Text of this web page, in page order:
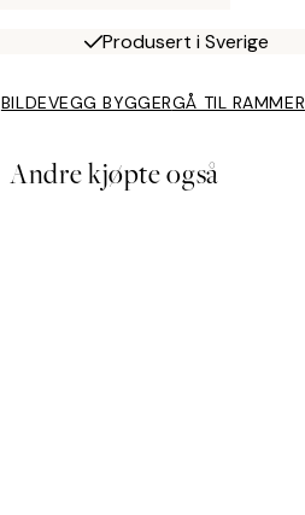
Produsert i Sverige
BILDEVEGG BYGGERGÅ TIL RAMMER
Andre kjøpte også